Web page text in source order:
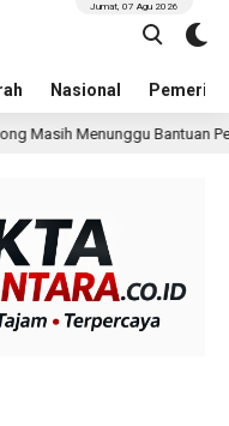
Nasional
Jumat, 07 Agu 2026
Rumah 22 jam